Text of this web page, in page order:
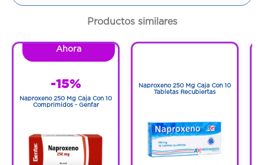
Código:1254027
Productos similares
Ahora
-15%
Naproxeno 250 Mg Caja Con 10
Comprimidos - Genfar
Naproxeno 250 Mg Caja Con 10
Tabletas Recubiertas